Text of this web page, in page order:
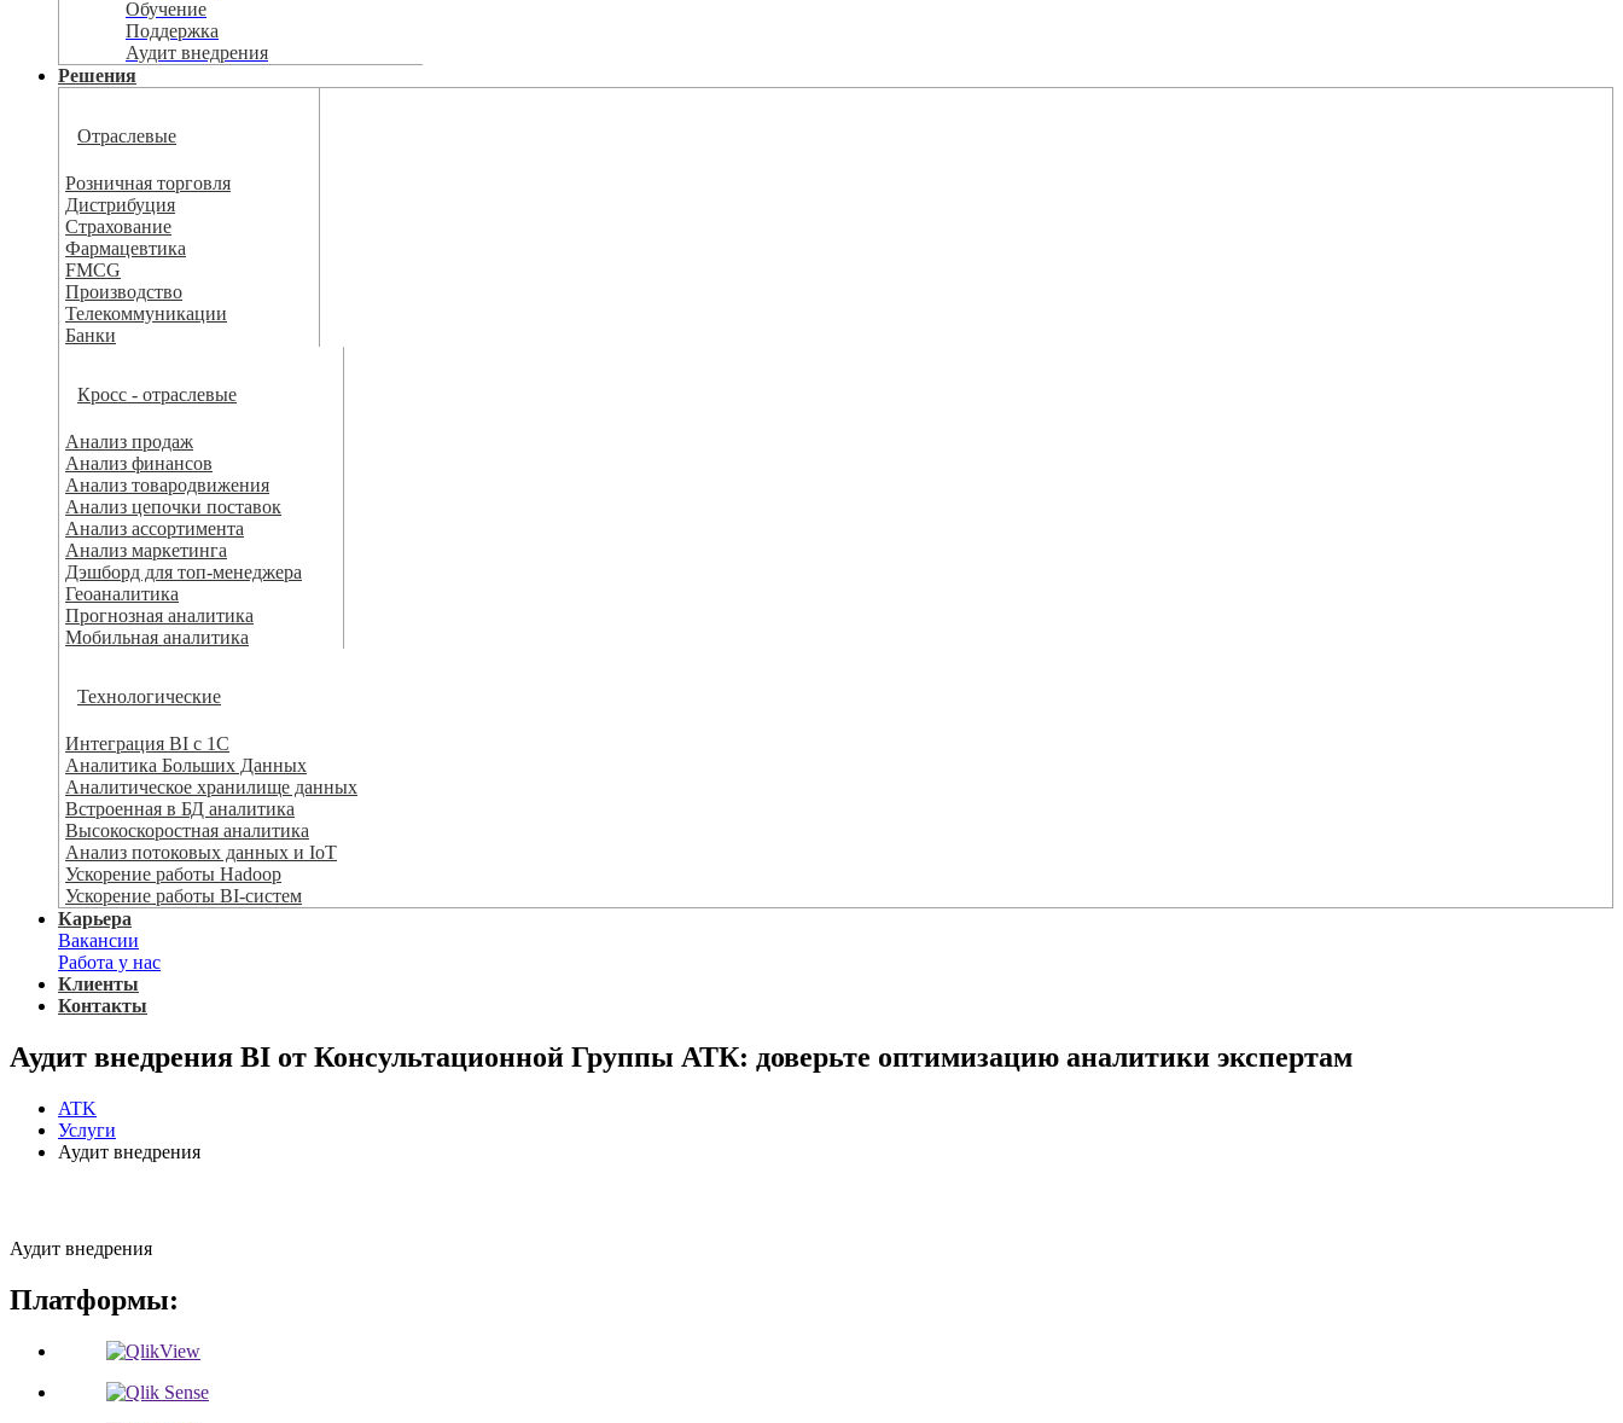
Обучение
Поддержка
Аудит внедрения
Решения
Отраслевые
Розничная торговля
Дистрибуция
Страхование
Фармацевтика
FMCG
Производство
Телекоммуникации
Банки
Кросс - отраслевые
Анализ продаж
Анализ финансов
Анализ товародвижения
Анализ цепочки поставок
Анализ ассортимента
Анализ маркетинга
Дэшборд для топ-менеджера
Геоаналитика
Прогнозная аналитика
Мобильная аналитика
Технологические
Интеграция BI с 1С
Аналитика Больших Данных
Аналитическое хранилище данных
Встроенная в БД аналитика
Высокоскоростная аналитика
Анализ потоковых данных и IoT
Ускорение работы Hadoop
Ускорение работы BI-систем
Карьера
Вакансии
Работа у нас
Клиенты
Контакты
Аудит внедрения BI от Консультационной Группы АТК: доверьте оптимизацию аналитики экспертам
ATK
Услуги
Аудит внедрения
Аудит внедрения
Платформы: